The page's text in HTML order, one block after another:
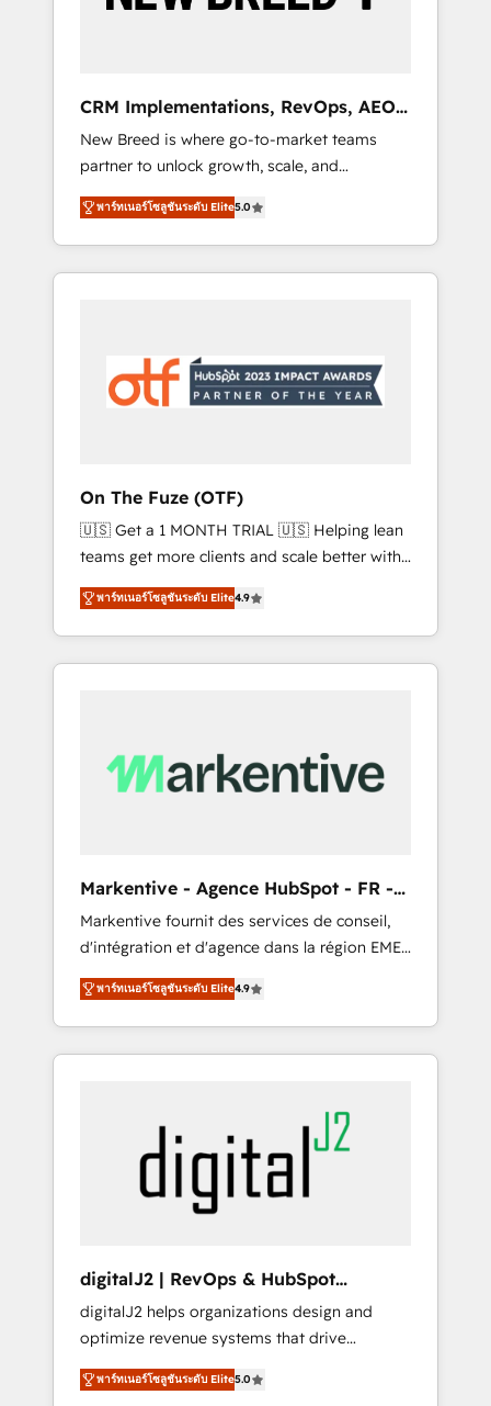
19 HubSpot-certified trainers to drive
deployment of Breeze AI and custom agents
to automate growth. 🏆 Elite Excellence - 8
platform accreditations and deep HIPAA-
compliance expertise. - A team of 250+
experts dedicated to your resilient growth.
CRM Implementations, RevOps, AEO
+ Web, Demand Gen
New Breed is where go-to-market teams
partner to unlock growth, scale, and
transformation. We help companies activate
HubSpot’s AI-powered customer platform
and operationalize HubSpot’s Loop
Marketing framework through expert-led
Hubs to your buyer journey for clean data,
scalability, & reporting. 🎯Demand Gen &
messaging, & conversion strategy that drive
results. 🤖AI Strategy: Activate Breeze Agents,
configure HubSpot AI, & maximize AEO with
tailored AI services. 🧩Integrations: Extend
HubSpot with custom integrations, hosting, &
maintenance.
พาร์ทเนอร์โซลูชันระดับ Elite5.0
On The Fuze (OTF)
🇺🇸 Get a 1 MONTH TRIAL 🇺🇸 Helping lean
teams get more clients and scale better with
our HubSpot Consulting & 'Done For You'
Services. 🚀 Who We Work With 🚀 We help
lean, growing companies: - Win more
business - Reduce no-shows - Improve lead
client's are too busy to learn the ins-and-outs
of HubSpot. We give you a Personal
know what you don't know'
recommendations to maximize conversions!
OTF is an Elite Partner (top 1% of 6,500+
Partners) and was named 2023 HubSpot
Partner of the Year 💥 Trusted by 2,500+
companies to help them scale and close
more business, by using HubSpot (the right
www.onthefuze.com/hubspot-admin Contact
us to learn more!
พาร์ทเนอร์โซลูชันระดับ Elite4.9
Markentive - Agence HubSpot - FR -
EN
Markentive fournit des services de conseil,
d'intégration et d'agence dans la région EMEA
et North America. Avec plus de 115 experts en
marketing automation, Growth, Revops, CRM
et webdesign. Markentive is both a
consulting firm, a digital agency and an
webdesign (We focus on EMEA - USA
customers).
พาร์ทเนอร์โซลูชันระดับ Elite4.9
digitalJ2 | RevOps & HubSpot
Implementations
digitalJ2 helps organizations design and
optimize revenue systems that drive
scalable, predictable growth. As a triple-
accredited HubSpot Solutions Partner, we
พาร์ทเนอร์โซลูชันระดับ Elite5.0